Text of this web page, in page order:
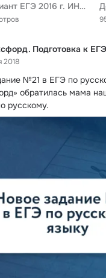
Демо вариант ЕГЭ 2016 г. ИНФОРМАТИКА и ИКТ. Задача №26. Задание №3! (Русские субтитры)
Подготовка к
2018
№21 в ЕГЭ по
обратилась мама
русскому.